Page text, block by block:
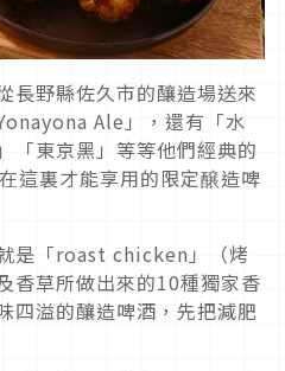
長野縣佐久市的釀造場送來
Ale」，還有「水
「東京黑」等等他們經典的
這裏才能享用的限定醸造啤
是「roast chicken」（烤
香草所做出來的10種獨家香
四溢的釀造啤酒，先把減肥